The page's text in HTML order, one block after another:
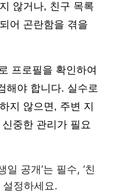
않거나, 친구 목록
어 곤란함을 겪을
프로필을 확인하여
해야 합니다. 실수로
지 않으면, 주변 지
중한 관리가 필요
일 공개’는 필수, ‘친
설정하세요.